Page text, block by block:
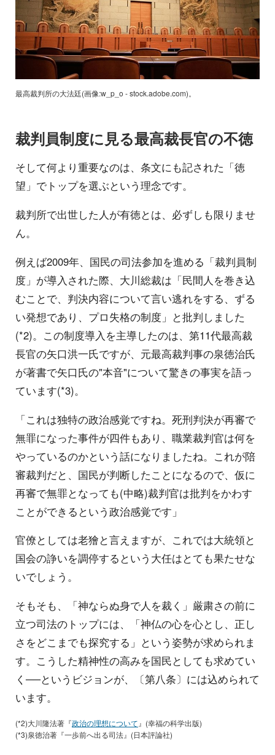
最高裁判所の大法廷(画像:w_p_o - stock.adobe.com)。
裁判員制度に見る最高裁長官の不徳
そして何より重要なのは、条文にも記された「徳
望」でトップを選ぶという理念です。
裁判所で出世した人が有徳とは、必ずしも限りませ
ん。
例えば2009年、国民の司法参加を進める「裁判員制
度」が導入された際、大川総裁は「民間人を巻き込
むことで、判決内容について言い逃れをする、ずる
い発想であり、プロ失格の制度」と批判しました
(*2)。この制度導入を主導したのは、第11代最高裁
長官の矢口洪一氏ですが、元最高裁判事の泉徳治氏
が著書で矢口氏の"本音"について驚きの事実を語っ
ています(*3)。
「これは独特の政治感覚ですね。死刑判決が再審で
無罪になった事件が四件もあり、職業裁判官は何を
やっているのかという話になりましたね。これが陪
審裁判だと、国民が判断したことになるので、仮に
再審で無罪となっても(中略)裁判官は批判をかわす
ことができるという政治感覚です」
官僚としては老獪と言えますが、これでは大統領と
国会の諍いを調停するという大任はとても果たせな
いでしょう。
そもそも、「神ならぬ身で人を裁く」厳粛さの前に
立つ司法のトップには、「神仏の心を心とし、正し
さをどこまでも探究する」という姿勢が求められま
す。こうした精神性の高みを国民としても求めてい
く──というビジョンが、〔第八条〕には込められて
います。
(*2)大川隆法著『政治の理想について 』(幸福の科学出版)
(*3)泉徳治著『一歩前へ出る司法』(日本評論社)